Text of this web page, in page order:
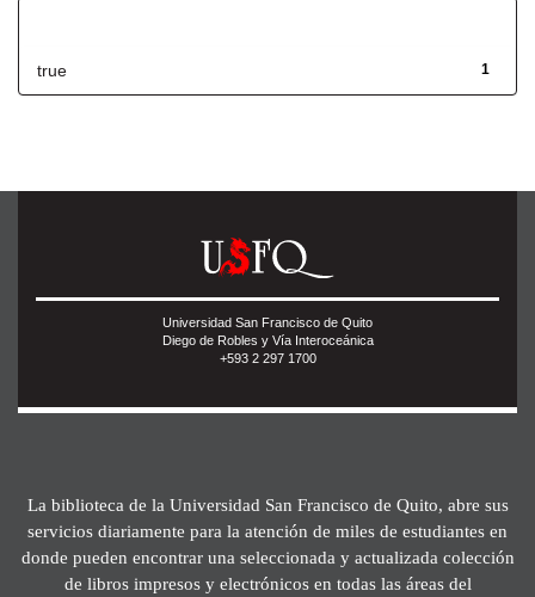
1
true
Universidad San Francisco de Quito
Diego de Robles y Vía Interoceánica
+593 2 297 1700
La biblioteca de la Universidad San Francisco de Quito, abre sus
servicios diariamente para la atención de miles de estudiantes en
donde pueden encontrar una seleccionada y actualizada colección
de libros impresos y electrónicos en todas las áreas del